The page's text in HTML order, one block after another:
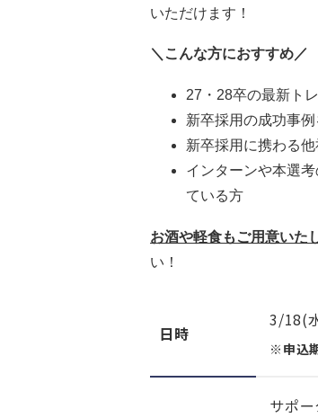
いただけます！
＼こんな方におすすめ／
27・28卒の最新ト
新卒採用の成功事
新卒採用に携わる
インターンや本選
ている方
お酒や軽食もご用意いた
い！
日時
3/18(
※申込
サポ